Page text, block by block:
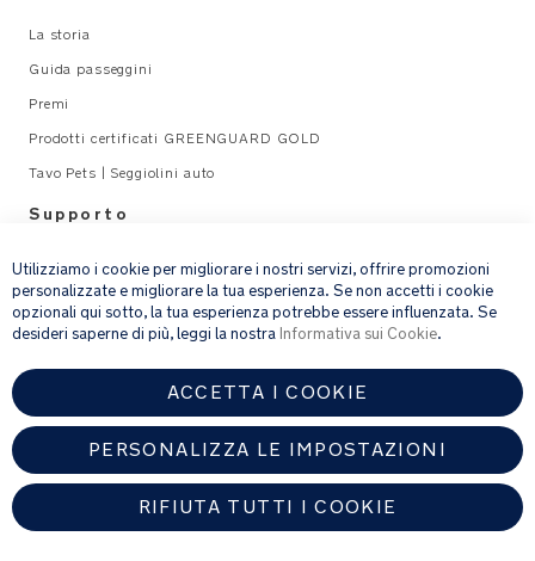
La storia
Guida passeggini
Premi
Prodotti certificati GREENGUARD GOLD
Tavo Pets | Seggiolini auto
Supporto
email address ISCRIVITI
Fornendo l’indirizzo e-mail, acconsenti a ricevere via e-mail la nostra
newsletter e le informazioni su prodotti e offerte che potrebbero
interessarti.
Per ulteriori dettagli sul trattamento dei dati personali, consulta la
nostrainformativa sulla privacy.
Utilizziamo i cookie per migliorare i nostri servizi, offrire promozioni
personalizzate e migliorare la tua esperienza. Se non accetti i cookie
opzionali qui sotto, la tua esperienza potrebbe essere influenzata. Se
desideri saperne di più, leggi la nostra Informativa sui Cookie.
ACCETTA I COOKIE
PERSONALIZZA LE IMPOSTAZIONI
RIFIUTA TUTTI I COOKIE